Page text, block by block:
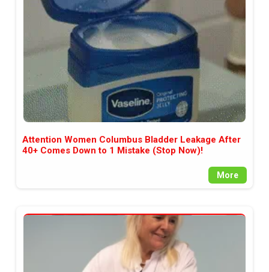
Attention Women Columbus Bladder Leakage After
40+ Comes Down to 1 Mistake (Stop Now)!
More